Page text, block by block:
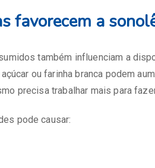
favorecem a
também influenciam a
ou farinha branca podem
precisa trabalhar mais para
pode causar: